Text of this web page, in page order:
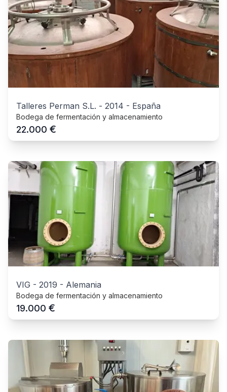
Talleres Perman S.L. - 2014 - España
Bodega de fermentación y almacenamiento
22.000 €
VIG - 2019 - Alemania
Bodega de fermentación y almacenamiento
19.000 €